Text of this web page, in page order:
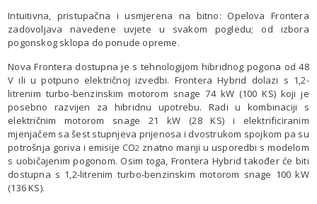
Intuitivna, pristupačna i usmjerena na bitno: Opelova Frontera
zadovoljava navedene uvjete u svakom pogledu; od izbora
pogonskog sklopa do ponude opreme.
Nova Frontera dostupna je s tehnologijom hibridnog pogona od 48
V ili u potpuno električnoj izvedbi. Frontera Hybrid dolazi s 1,2-
litrenim turbo-benzinskim motorom snage 74 kW (100 KS) koji je
posebno razvijen za hibridnu upotrebu. Radi u kombinaciji s
električnim motorom snage 21 kW (28 KS) i elektrificiranim
mjenjačem sa šest stupnjeva prijenosa i dvostrukom spojkom pa su
potrošnja goriva i emisije CO2 znatno manji u usporedbi s modelom
s uobičajenim pogonom. Osim toga, Frontera Hybrid također će biti
dostupna s 1,2-litrenim turbo-benzinskim motorom snage 100 kW
(136 KS).